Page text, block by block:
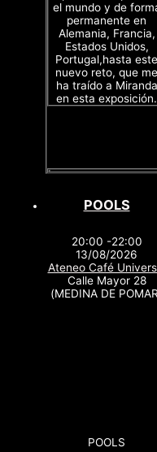
el mundo y de
permanente en
Alemania, Francia,
Estados Unidos,
Portugal,hasta este
nuevo reto, que me
ha traído a Miranda
en esta exposición.
POOLS
20:00 -22:00
13/08/2026
Ateneo Café
Calle Mayor 28
(MEDINA DE
POOLS